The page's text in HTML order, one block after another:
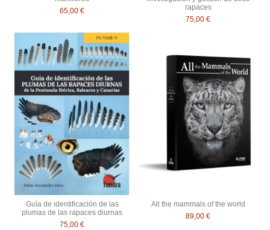
65,00 €
rapaces
75,00 €
Guía de identificación de las
plumas de las rapaces diurnas
75,00 €
All the mammals of the world
89,00 €